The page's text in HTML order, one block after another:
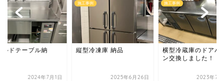
ルドテーブル納
2024年7月1日
施工事例
縦型冷凍庫 納品
2025年6月26日
施工事例
横型冷蔵庫のドアパ
ン交換しました！！
2023年7